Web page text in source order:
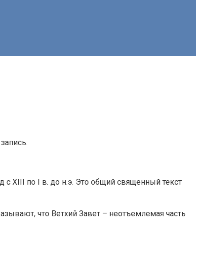
с XIII по I в. до н.э. Это общий священный текст
что Ветхий Завет – неотъемлемая часть